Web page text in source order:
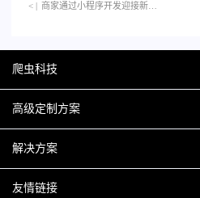
< | 商家通过小程序开发迎接新一轮商机…
爬虫科技
爬虫案例
关于爬虫
高级定制方案
H5互动营销
微信小程序
解决方案
商城解决方案
友情链接